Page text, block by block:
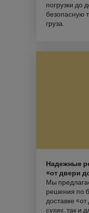
погрузки до
безопасную
груза.
Надежные
«от двери
Мы
решения по
доставке
сухих, так и